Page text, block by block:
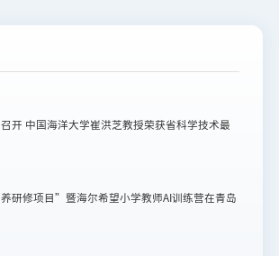
开 中国海洋大学崔洪芝教授荣获省科学技术最
研修项目”暨海尔希望小学教师AI训练营在青岛